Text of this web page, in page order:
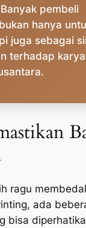
pembeli
hanya
juga sebagai
terhadap karya
ragu
ada
bisa